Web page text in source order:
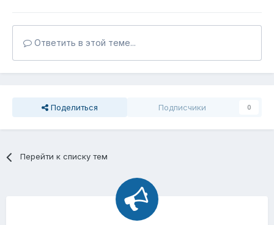
Ответить в этой теме...
Поделиться Подписчики 0
Перейти к списку тем